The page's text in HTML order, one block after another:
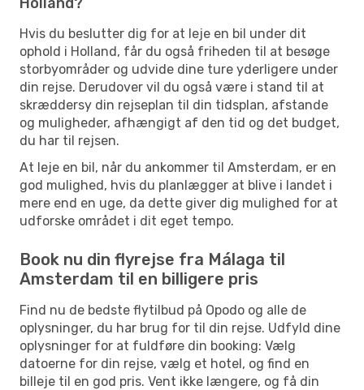
Hvis du beslutter dig for at leje en bil under dit
ophold i Holland, får du også friheden til at besøge
storbyområder og udvide dine ture yderligere under
din rejse. Derudover vil du også være i stand til at
skræddersy din rejseplan til din tidsplan, afstande
og muligheder, afhængigt af den tid og det budget,
du har til rejsen.
At leje en bil, når du ankommer til Amsterdam, er en
god mulighed, hvis du planlægger at blive i landet i
mere end en uge, da dette giver dig mulighed for at
udforske området i dit eget tempo.
Book nu din flyrejse fra Málaga til
Amsterdam til en billigere pris
Find nu de bedste flytilbud på Opodo og alle de
oplysninger, du har brug for til din rejse. Udfyld dine
oplysninger for at fuldføre din booking: Vælg
datoerne for din rejse, vælg et hotel, og find en
billeje til en god pris. Vent ikke længere, og få din